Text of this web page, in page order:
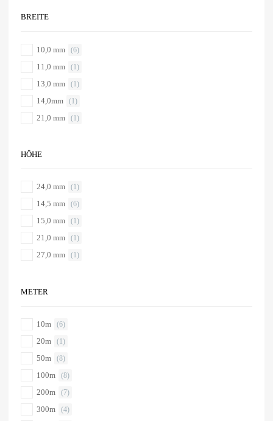
BREITE
10,0 mm (6)
11,0 mm (1)
13,0 mm (1)
14,0mm (1)
21,0 mm (1)
HÖHE
24,0 mm (1)
14,5 mm (6)
15,0 mm (1)
21,0 mm (1)
27,0 mm (1)
METER
10m (6)
20m (1)
50m (8)
100m (8)
200m (7)
300m (4)